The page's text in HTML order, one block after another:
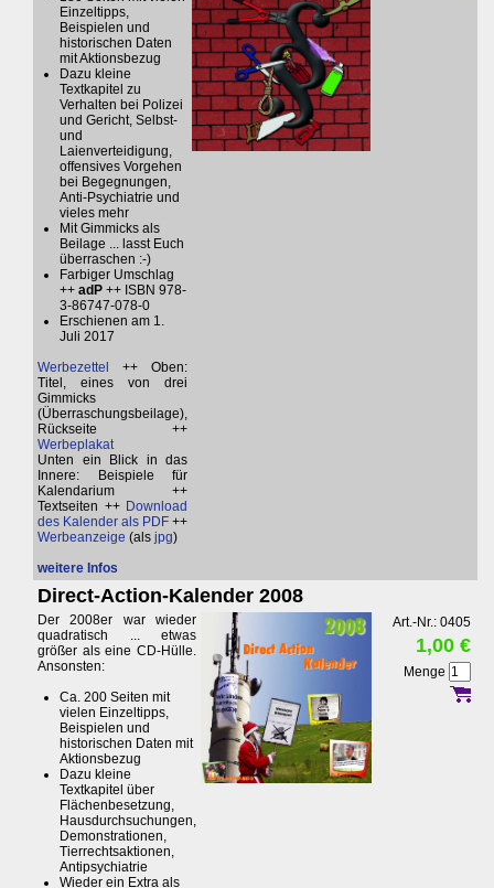
Einzeltipps,
Beispielen und
historischen Daten
mit Aktionsbezug
Dazu kleine
Textkapitel zu
Verhalten bei Polizei
und Gericht, Selbst-
und
Laienverteidigung,
offensives Vorgehen
bei Begegnungen,
Anti-Psychiatrie und
vieles mehr
Mit Gimmicks als
Beilage ... lasst Euch
überraschen :-)
Farbiger Umschlag
++ adP ++ ISBN 978-
3-86747-078-0
Erschienen am 1.
Juli 2017
Werbezettel
++ Oben:
Titel, eines von drei
Gimmicks
(Überraschungsbeilage),
Rückseite ++
Werbeplakat
Unten ein Blick in das
Innere: Beispiele für
Kalendarium ++
Textseiten ++ Download
des Kalender als PDF ++
Werbeanzeige (als jpg)
weitere Infos
Direct-Action-Kalender 2008
Der 2008er war wieder
quadratisch ... etwas
größer als eine CD-Hülle.
Ansonsten:
Ca. 200 Seiten mit
vielen Einzeltipps,
Beispielen und
historischen Daten mit
Aktionsbezug
Dazu kleine
Textkapitel über
Flächenbesetzung,
Hausdurchsuchungen,
Demonstrationen,
Tierrechtsaktionen,
Antipsychiatrie
Wieder ein Extra als
Art.-Nr.: 0405
1,00 €
Menge